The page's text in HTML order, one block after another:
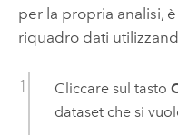
per la propria analisi,
riquadro dati
Cliccare sul tasto
dataset che si